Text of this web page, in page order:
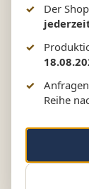
Der
Reihe
🚒
MV.com
Bildergalerie